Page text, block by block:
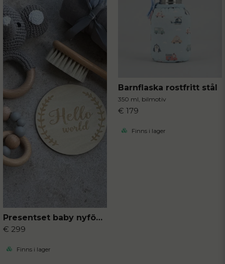
Skicka fråga
Presentset baby nyfödd
€ 299
Finns i lager
Barnflaska rostfritt stål
350 ml, bilmotiv
€ 179
Finns i lager